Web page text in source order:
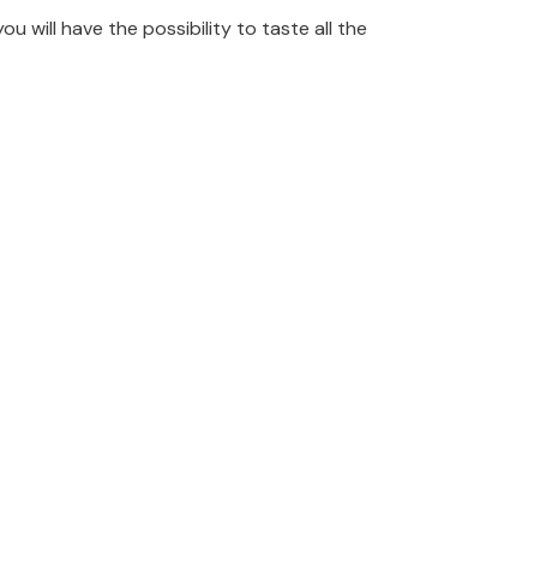
you will have the possibility to taste all the